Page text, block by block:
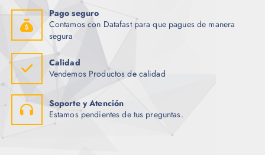
Pago seguro
Contamos con Datafast para que pagues de manera
segura
Calidad
Vendemos Productos de calidad
Soporte y Atención
Estamos pendientes de tus preguntas.